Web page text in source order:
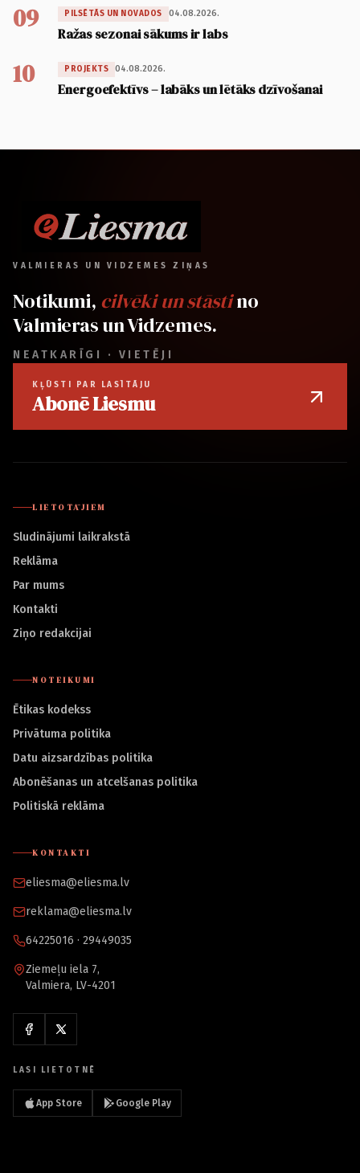
09 PILSĒTĀS UN NOVADOS 04.08.2026.
Ražas sezonai sākums ir labs
10 PROJEKTS 04.08.2026.
Energoefektīvs – labāks un lētāks dzīvošanai
VALMIERAS UN VIDZEMES ZIŅAS
Notikumi, cilvēki un stāstino
Valmieras un Vidzemes.
NEATKARĪGI · VIETĒJI
KĻŪSTI PAR LASĪTĀJU
Abonē Liesmu
LIETOTĀJIEM
Sludinājumi laikrakstā
Reklāma
Par mums
Kontakti
Ziņo redakcijai
NOTEIKUMI
Ētikas kodekss
Privātuma politika
Datu aizsardzības politika
Abonēšanas un atcelšanas politika
Politiskā reklāma
KONTAKTI
eliesma@eliesma.lv
reklama@eliesma.lv
64225016 · 29449035
Ziemeļu iela 7,
Valmiera, LV-4201
LASI LIETOTNĒ
App Store Google Play